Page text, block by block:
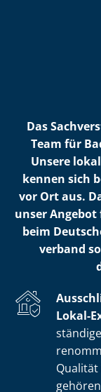
Das
Team für
Unsere
kennen sich
vor Ort aus.
unser Angebot
beim
ver­band
Lokal-
gehören